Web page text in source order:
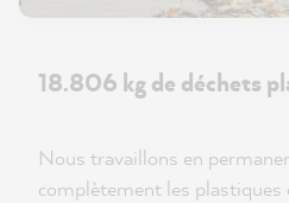
18.806 kg de déchets
Nous travaillons en
complètement les plastiques